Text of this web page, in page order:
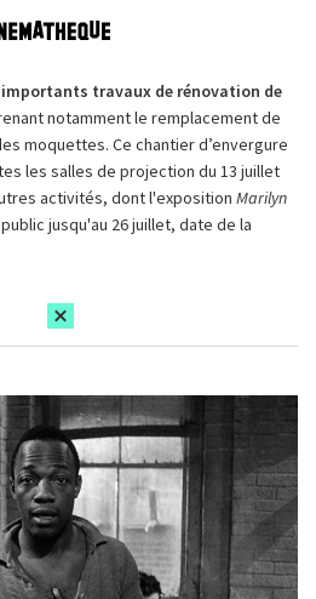
travaux de rénovation de
notamment le remplacement de
moquettes. Ce chantier d’envergure
les salles de projection du 13 juillet
activités, dont l'exposition Marilyn
jusqu'au 26 juillet, date de la